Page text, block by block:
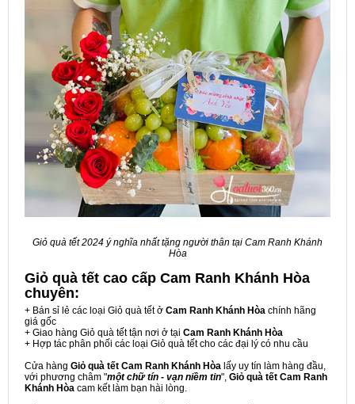
Giỏ quà tết 2024 ý nghĩa nhất tặng người thân tại Cam Ranh Khánh
Hòa
Giỏ quà tết cao cấp Cam Ranh Khánh Hòa
chuyên:
+ Bán sỉ lẻ các loại Giỏ quà tết ở Cam Ranh Khánh Hòa chính hãng
giá gốc
+ Giao hàng Giỏ quà tết tận nơi ở tại Cam Ranh Khánh Hòa
+ Hợp tác phân phối các loại Giỏ quà tết cho các đại lý có nhu cầu
Cửa hàng Giỏ quà tết Cam Ranh Khánh Hòa lấy uy tín làm hàng đầu,
với phương châm "một chữ tín - vạn niềm tin", Giỏ quà tết Cam Ranh
Khánh Hòa cam kết làm bạn hài lòng.